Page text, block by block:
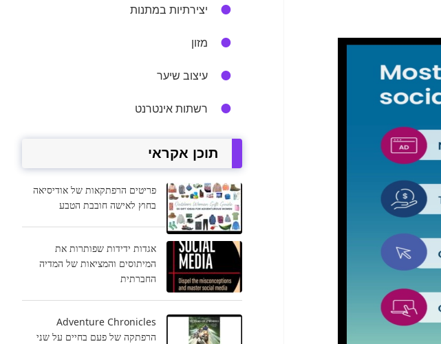
יצירתיות במתנות
מזון
עיצוב שיער
רשתות אינטרנט
תוכן אקראי
פריטים הרפתקאות של אודיסיאה
בחוץ לאישה חובבת הטבע
אגדות ידידות שפותרות את
המיתוסים והמציאות של המדיה
החברתית
Adventure Chronicles
הרפתקה של פעם בחיים על שני